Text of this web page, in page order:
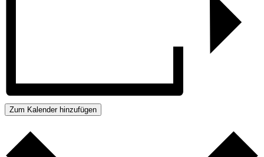
Zum Kalender hinzufügen